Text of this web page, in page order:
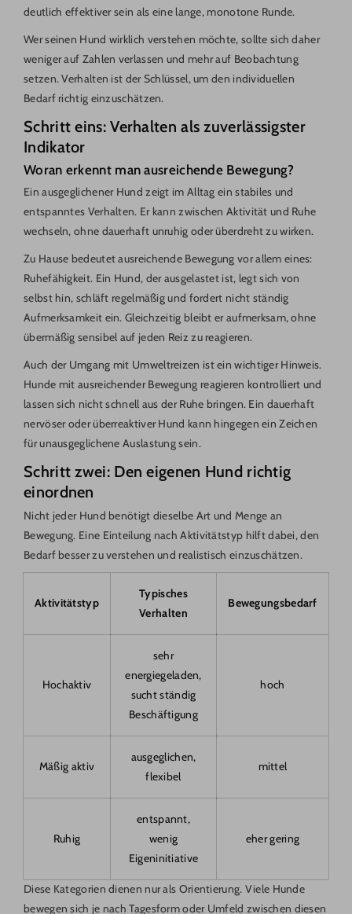
deutlich effektiver sein als eine lange, monotone Runde.
Wer seinen Hund wirklich verstehen möchte, sollte sich daher
weniger auf Zahlen verlassen und mehr auf Beobachtung
setzen. Verhalten ist der Schlüssel, um den individuellen
Bedarf richtig einzuschätzen.
Schritt eins: Verhalten als zuverlässigster
Indikator
Woran erkennt man ausreichende Bewegung?
Ein ausgeglichener Hund zeigt im Alltag ein stabiles und
entspanntes Verhalten. Er kann zwischen Aktivität und Ruhe
wechseln, ohne dauerhaft unruhig oder überdreht zu wirken.
Zu Hause bedeutet ausreichende Bewegung vor allem eines:
Ruhefähigkeit. Ein Hund, der ausgelastet ist, legt sich von
selbst hin, schläft regelmäßig und fordert nicht ständig
Aufmerksamkeit ein. Gleichzeitig bleibt er aufmerksam, ohne
übermäßig sensibel auf jeden Reiz zu reagieren.
Auch der Umgang mit Umweltreizen ist ein wichtiger Hinweis.
Hunde mit ausreichender Bewegung reagieren kontrolliert und
lassen sich nicht schnell aus der Ruhe bringen. Ein dauerhaft
nervöser oder überreaktiver Hund kann hingegen ein Zeichen
für unausgeglichene Auslastung sein.
Schritt zwei: Den eigenen Hund richtig
einordnen
Nicht jeder Hund benötigt dieselbe Art und Menge an
Bewegung. Eine Einteilung nach Aktivitätstyp hilft dabei, den
Bedarf besser zu verstehen und realistisch einzuschätzen.
Aktivitätstyp
Typisches
Verhalten
Bewegungsbedarf
Hochaktiv
sehr
energiegeladen,
sucht ständig
Beschäftigung
hoch
Mäßig aktiv
ausgeglichen,
flexibel
mittel
Ruhig
entspannt,
wenig
Eigeninitiative
eher gering
Diese Kategorien dienen nur als Orientierung. Viele Hunde
bewegen sich je nach Tagesform oder Umfeld zwischen diesen